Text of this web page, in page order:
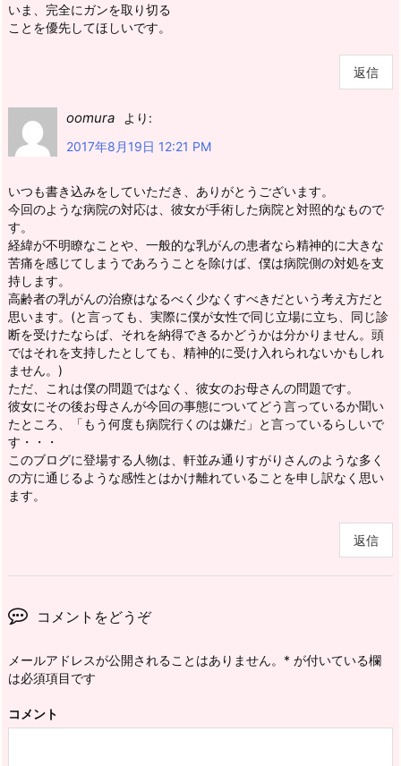
いま、完全にガンを取り切る
ことを優先してほしいです。
返信
oomura
より:
2017年8月19日 12:21 PM
いつも書き込みをしていただき、ありがとうございます。
今回のような病院の対応は、彼女が手術した病院と対照的なもので
す。
経緯が不明瞭なことや、一般的な乳がんの患者なら精神的に大きな
苦痛を感じてしまうであろうことを除けば、僕は病院側の対処を支
持します。
高齢者の乳がんの治療はなるべく少なくすべきだという考え方だと
思います。(と言っても、実際に僕が女性で同じ立場に立ち、同じ診
断を受けたならば、それを納得できるかどうかは分かりません。頭
ではそれを支持したとしても、精神的に受け入れられないかもしれ
ません。)
ただ、これは僕の問題ではなく、彼女のお母さんの問題です。
彼女にその後お母さんが今回の事態についてどう言っているか聞い
たところ、「もう何度も病院行くのは嫌だ」と言っているらしいで
す・・・
このブログに登場する人物は、軒並み通りすがりさんのような多く
の方に通じるような感性とはかけ離れていることを申し訳なく思い
ます。
返信
コメントをどうぞ
メールアドレスが公開されることはありません。 * が付いている欄
は必須項目です
コメント